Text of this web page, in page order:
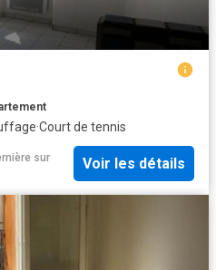
·Court de tennis
sur
Voir les détails